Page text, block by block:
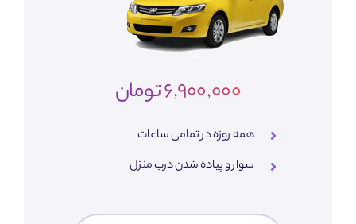
6,900,000 تومان
همه روزه در تمامی ساعات
سوار و پیاده شدن درب منزل